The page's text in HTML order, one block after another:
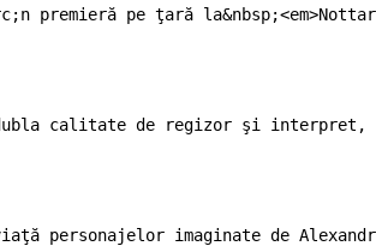
premieră pe ţară
calitate de regizor şi interpret,
personajelor imaginate de